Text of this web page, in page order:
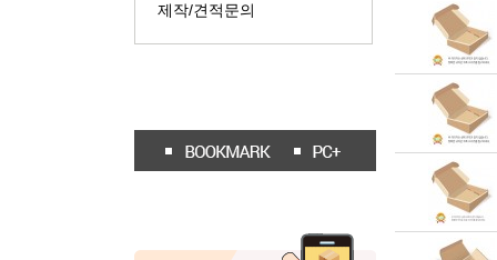
제작/견적문의